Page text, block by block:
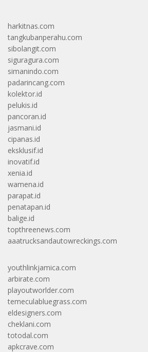
harkitnas.com
tangkubanperahu.com
sibolangit.com
siguragura.com
simanindo.com
padarincang.com
kolektor.id
pelukis.id
pancoran.id
jasmani.id
cipanas.id
eksklusif.id
inovatif.id
xenia.id
wamena.id
parapat.id
penatapan.id
balige.id
topthreenews.com
aaatrucksandautowreckings.com
youthlinkjamica.com
arbirate.com
playoutworlder.com
temeculabluegrass.com
eldesigners.com
cheklani.com
totodal.com
apkcrave.com